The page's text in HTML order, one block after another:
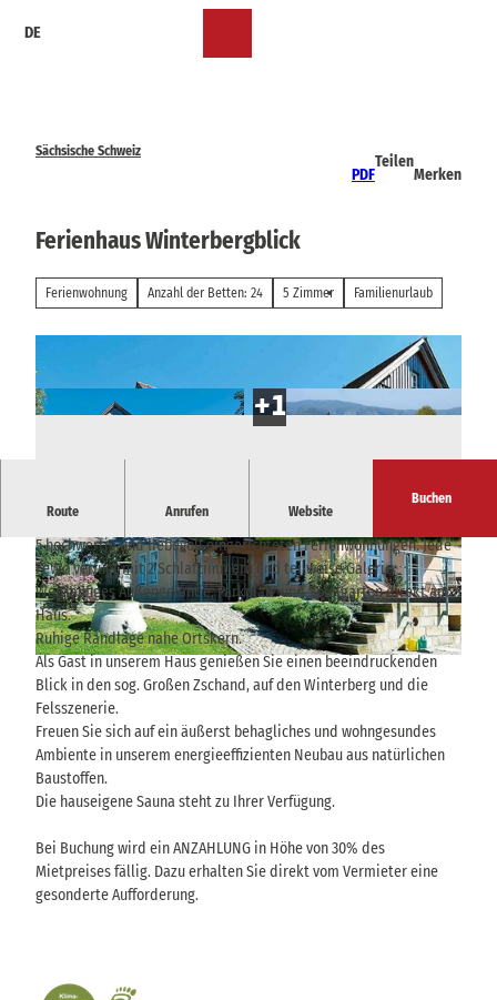
DE
Sächsische Schweiz
PDF
Teilen
Merken
Ferienhaus Winterbergblick
Ferienwohnung Anzahl der Betten: 24 5 Zimmer Familienurlaub
© Monika Richter |CC-BY-SA
© Monika Richter |CC-BY-SA © Monika Richter |CC-BY-SA
Route Anrufen Website
Buchen
Wir begrüßen Sie in unserem ökologisch gebautem Ferienhaus mit
5 hochwertig und liebevoll eingerichteten Ferienwohnungen. Jede
FeWo verfügt mit 2 Schlafzimmern und teilweise Galerie.
Weitläufiges Außengelände, Parkplatz und Spielgarten direkt am
Haus.
Ruhige Randlage nahe Ortskern.
Als Gast in unserem Haus genießen Sie einen beeindruckenden
Blick in den sog. Großen Zschand, auf den Winterberg und die
Felsszenerie.
Freuen Sie sich auf ein äußerst behagliches und wohngesundes
Ambiente in unserem energieeffizienten Neubau aus natürlichen
Baustoffen.
Die hauseigene Sauna steht zu Ihrer Verfügung.
Bei Buchung wird ein ANZAHLUNG in Höhe von 30% des
Mietpreises fällig. Dazu erhalten Sie direkt vom Vermieter eine
gesonderte Aufforderung.